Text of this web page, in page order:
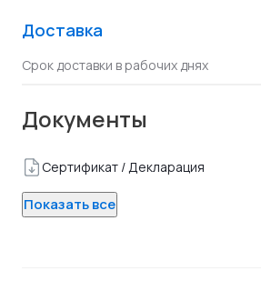
Доставка
Срок доставки в рабочих днях
Документы
Сертификат / Декларация
Показать все